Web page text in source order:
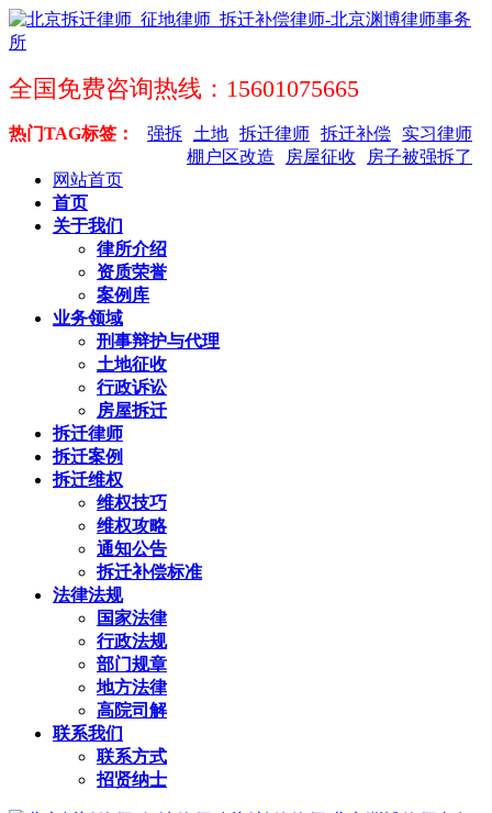
全国免费咨询热线：15601075665
热门TAG标签： 实习律师
拆迁补偿
拆迁律师
土地
强拆
房子被强拆了
房屋征收
棚户区改造
网站首页
首页
关于我们
律所介绍
资质荣誉
案例库
业务领域
刑事辩护与代理
土地征收
行政诉讼
房屋拆迁
拆迁律师
拆迁案例
拆迁维权
维权技巧
维权攻略
通知公告
拆迁补偿标准
法律法规
国家法律
行政法规
部门规章
地方法律
高院司解
联系我们
联系方式
招贤纳士